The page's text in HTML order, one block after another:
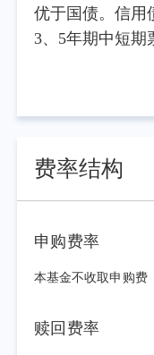
优于国债。信用
3、5年期中短期
期票据收益率分
19.25bps，信用
先，4月上旬，
行情转为震荡，
资金面宽松，但
债市上涨导致止
费率结构
申购费率
本基金不收取申购费
赎回费率